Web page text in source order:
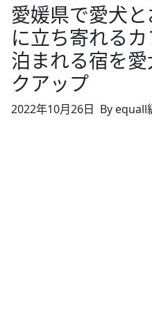
愛媛県で愛犬
に立ち寄れる
泊まれる宿を
クアップ
2022年10月26日 By equall